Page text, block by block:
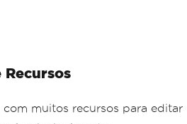
Recursos
com muitos recursos para editar